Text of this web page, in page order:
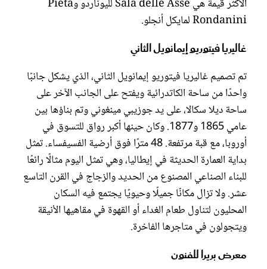
الأكثر قيمة هي Sala delle Asse لليوناردو وPieta
Rondanini لمايكل أنجلو.
غاليريا فيتوريو إيمانويل الثاني
تم تصميم غاليريا فيتوريو إيمانويل الثاني، الذي يشكل جانبًا
واحدًا من ساحة الكاتدرائية ويفتح على الجانب الآخر على
ساحة ديلا سكالا، على يد جوزيبي مينغوني وتم بناؤها بين
عامي 1865 و1877. وكان حينها أكبر رواق للتسوق في
أوروبا، مع قبة مرتفعة. 48 مترًا فوق أرضية الفسيفساء. تمثل
بداية العمارة الحديثة في إيطاليا، وهي تمثل اليوم مثالًا رائعًا
للبناء الصناعي المصنوع من الحديد والزجاج في القرن التاسع
عشر. ولا تزال مكانًا جميلًا وحيويًا يجتمع فيه السكان
المحليون لتناول طعام الغداء أو القهوة في مقاهيها الأنيقة
ويتجولون في متاجرها الفاخرة.
معرض بريرا للفنون